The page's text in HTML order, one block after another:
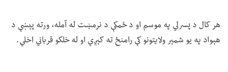
هر کال د پسرلي په موسم او د ځمکې د نرمښت له آمله، ورته پېښې د
هېواد په یو شمېر ولایتونو کې رامنځ ته کېږي او له خلکو قرباني اخلي.